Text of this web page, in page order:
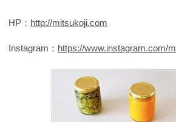
HP： http://mitsukoji.com
Instagram： https://www.instagram.com/